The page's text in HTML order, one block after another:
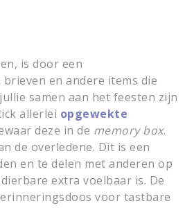
is door een
en andere items die
samen aan het feesten zijn
allerlei opgewekte
deze in de memory box.
de overledene. Dit is een
en te delen met anderen op
extra voelbaar is. De
voor tastbare